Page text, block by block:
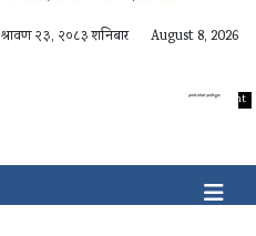
श्रावण २३, २०८३ शनिबार August 8, 2026